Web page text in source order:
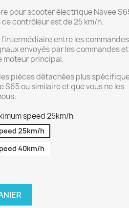
pour scooter électrique Navee
contrôleur est de 25 km/h.
entre les
envoyés par les commandes et
moteur principal.
pièces détachées plus
ou similaire et que vous ne les
speed 25km/h
25km/h
40km/h